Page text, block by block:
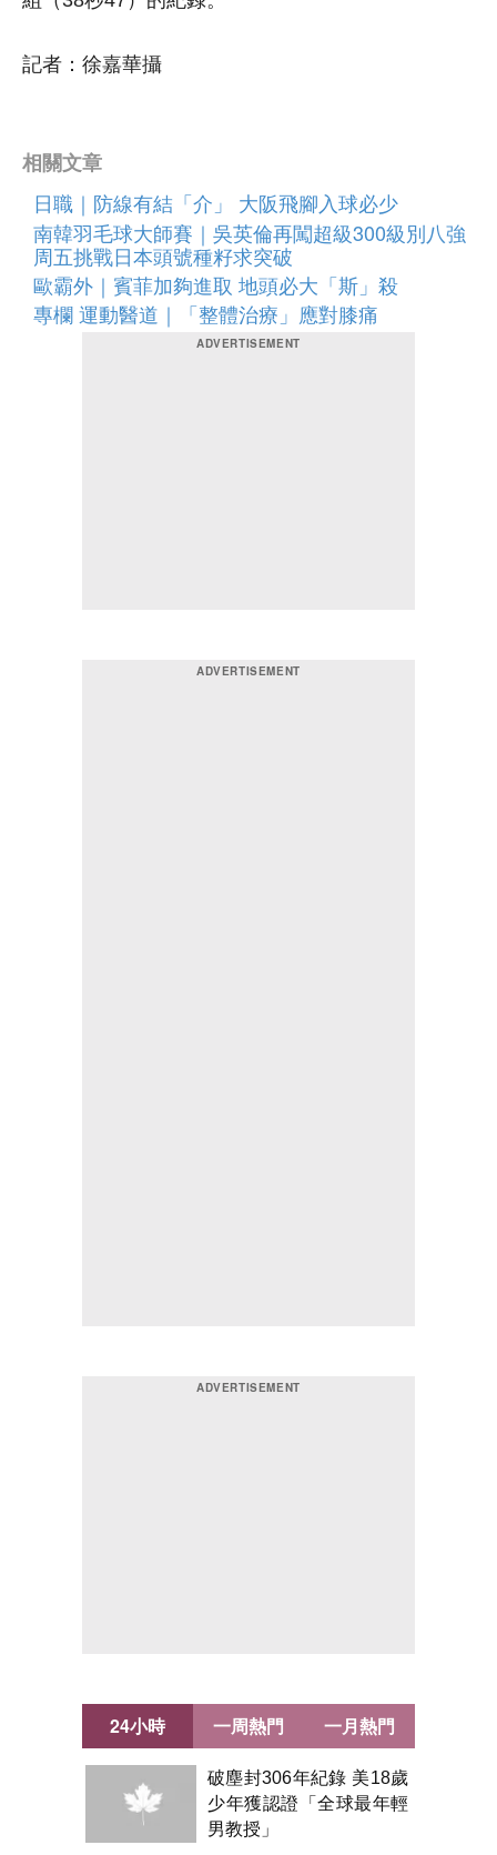
記者：徐嘉華攝
相關文章
日職｜防線有結「介」 大阪飛腳入球必少
南韓羽毛球大師賽｜吳英倫再闖超級300級別八強
周五挑戰日本頭號種籽求突破
歐霸外｜賓菲加夠進取 地頭必大「斯」殺
專欄 運動醫道｜「整體治療」應對膝痛
24小時
破塵封306年紀錄 美18歲
少年獲認證「全球最年輕
男教授」
一周熱門 一月熱門